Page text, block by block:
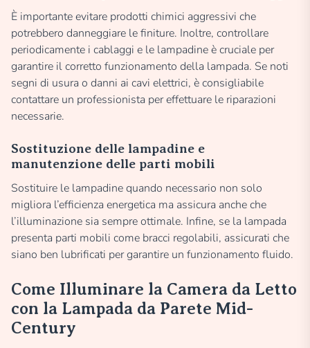
È importante evitare prodotti chimici aggressivi che
potrebbero danneggiare le finiture. Inoltre, controllare
periodicamente i cablaggi e le lampadine è cruciale per
garantire il corretto funzionamento della lampada. Se noti
segni di usura o danni ai cavi elettrici, è consigliabile
contattare un professionista per effettuare le riparazioni
necessarie.
Sostituzione delle lampadine e
manutenzione delle parti mobili
Sostituire le lampadine quando necessario non solo
migliora l’efficienza energetica ma assicura anche che
l’illuminazione sia sempre ottimale. Infine, se la lampada
presenta parti mobili come bracci regolabili, assicurati che
siano ben lubrificati per garantire un funzionamento fluido.
Come Illuminare la Camera da Letto
con la Lampada da Parete Mid-
Century